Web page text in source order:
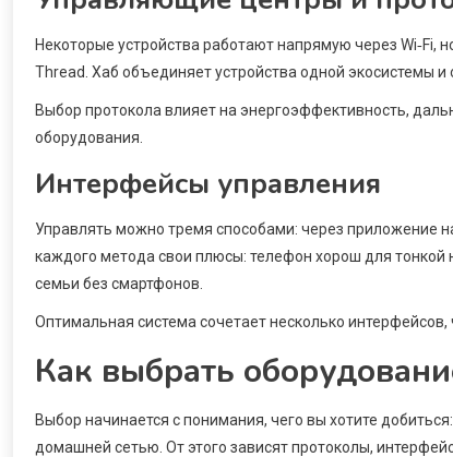
Некоторые устройства работают напрямую через
Thread. Хаб объединяет устройства одной экосистемы и
Выбор протокола влияет на энергоэффективность,
оборудования.
Интерфейсы управления
Управлять можно тремя способами: через приложение
каждого метода свои плюсы: телефон хорош для тонкой
семьи без смартфонов.
Оптимальная система сочетает несколько
Как выбрать
Выбор начинается с понимания, чего вы хотите
домашней сетью. От этого зависят протоколы,